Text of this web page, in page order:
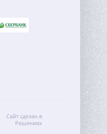
Сайт сделан в
Решениях